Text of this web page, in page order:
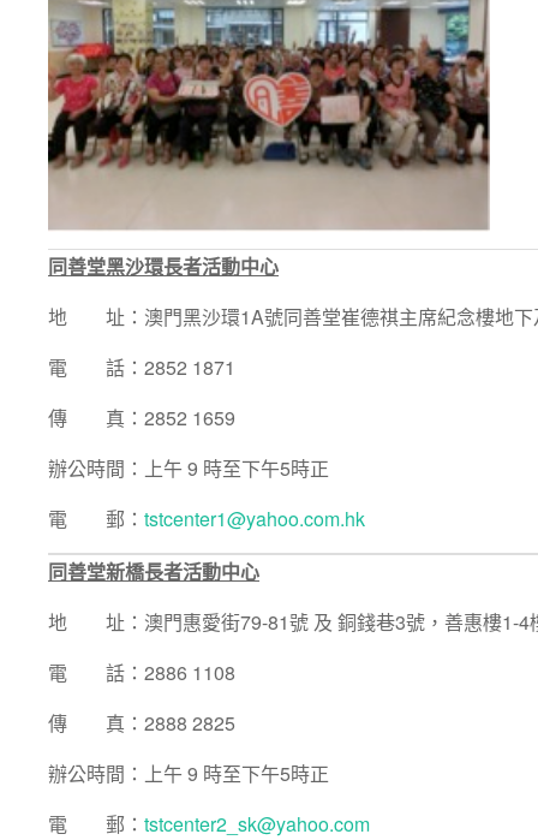
同善堂黑沙環長者活動中心
地 址：澳門黑沙環1A號同善堂崔德祺主席紀念樓地下
電 話：2852 1871
傳 真：2852 1659
辦公時間：上午 9 時至下午5時正
電 郵： tstcenter1@yahoo.com.hk
同善堂新橋長者活動中心
地 址：澳門惠愛街79-81號 及 銅錢巷3號，善惠樓1-4
電 話：2886 1108
傳 真：2888 2825
辦公時間：上午 9 時至下午5時正
電 郵： tstcenter2_sk@yahoo.com